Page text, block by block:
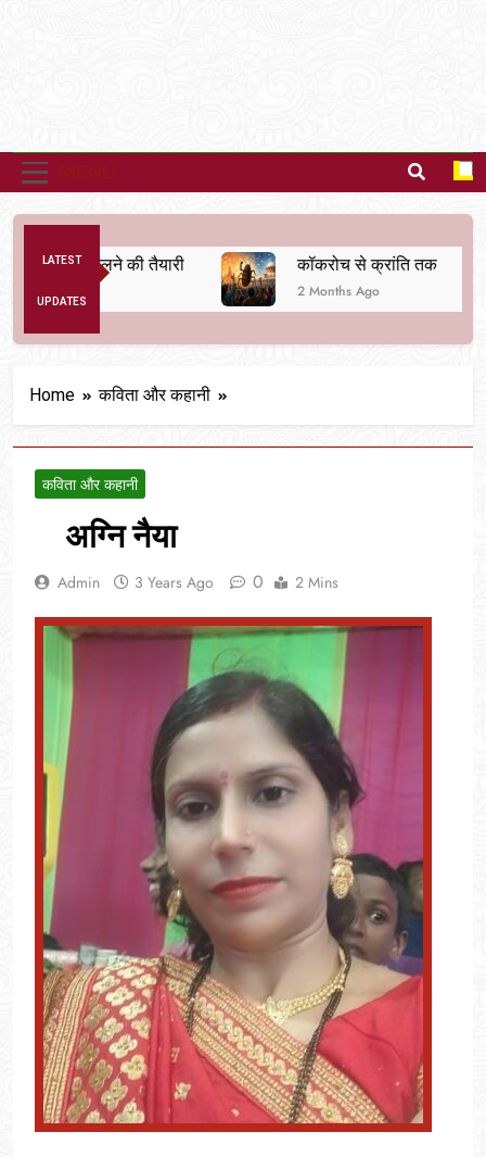
LATEST
UPDATES
बदलने की तैयारी कॉकरोच से क्रांति तक
2 Months Ago
Home कविता और कहानी
कविता और कहानी
अग्नि नैया
Admin 3 Years Ago 0 2 Mins